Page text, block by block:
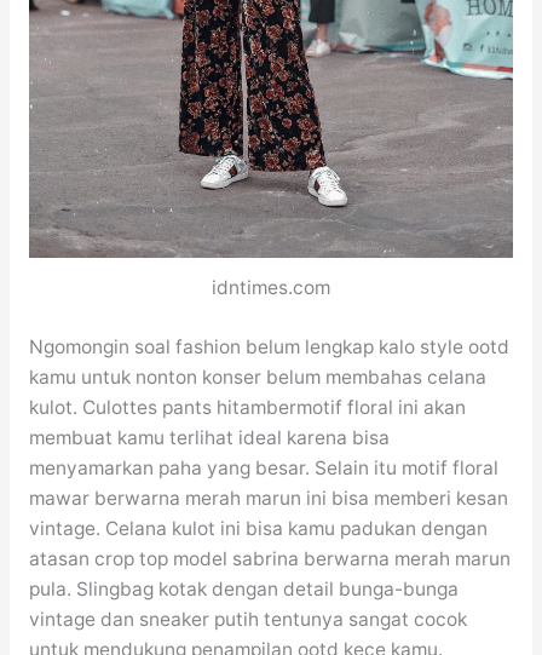
idntimes.com
Ngomongin soal fashion belum lengkap kalo style ootd
kamu untuk nonton konser belum membahas celana
kulot. Culottes pants hitambermotif floral ini akan
membuat kamu terlihat ideal karena bisa
menyamarkan paha yang besar. Selain itu motif floral
mawar berwarna merah marun ini bisa memberi kesan
vintage. Celana kulot ini bisa kamu padukan dengan
atasan crop top model sabrina berwarna merah marun
pula. Slingbag kotak dengan detail bunga-bunga
vintage dan sneaker putih tentunya sangat cocok
untuk mendukung penampilan ootd kece kamu.